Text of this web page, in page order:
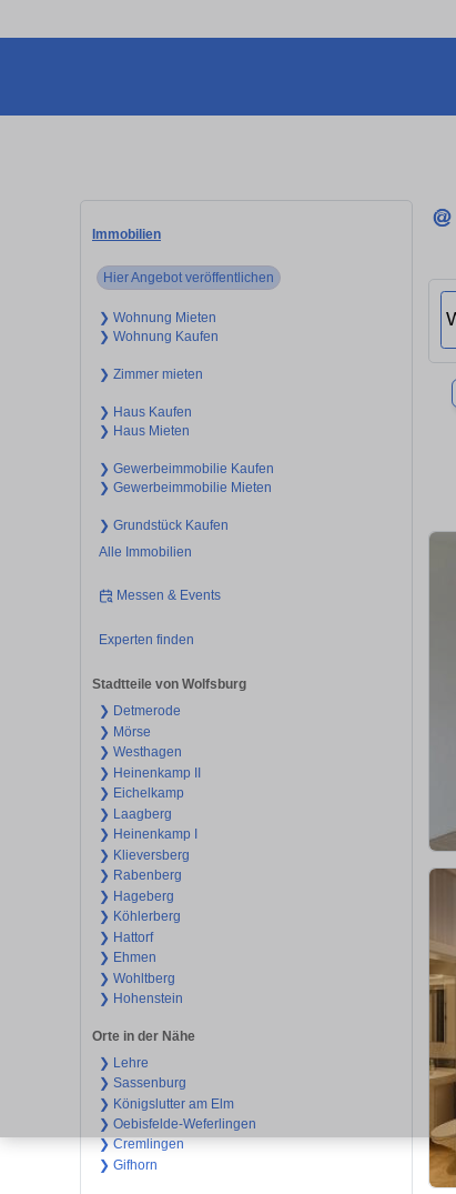
Immobilien
Hier Angebot veröffentlichen
❯ Wohnung Mieten
❯ Wohnung Kaufen
❯ Zimmer mieten
❯ Haus Kaufen
❯ Haus Mieten
❯ Gewerbeimmobilie Kaufen
❯ Gewerbeimmobilie Mieten
❯ Grundstück Kaufen
Alle Immobilien
Messen & Events
Experten finden
Stadtteile von Wolfsburg
❯ Detmerode
❯ Mörse
❯ Westhagen
❯ Heinenkamp II
❯ Eichelkamp
❯ Laagberg
❯ Heinenkamp I
❯ Klieversberg
❯ Rabenberg
❯ Hageberg
❯ Köhlerberg
❯ Hattorf
❯ Ehmen
❯ Wohltberg
❯ Hohenstein
Orte in der Nähe
❯ Lehre
❯ Sassenburg
❯ Königslutter am Elm
❯ Oebisfelde-Weferlingen
❯ Cremlingen
❯ Gifhorn